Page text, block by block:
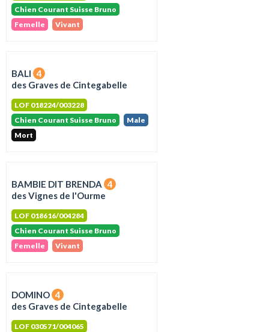
Chien Courant Suisse Bruno
Femelle
Vivant
BALI 4
des Graves de Cintegabelle
LOF 018224/003228
Chien Courant Suisse Bruno
Male
Mort
BAMBIE DIT BRENDA 4
des Vignes de l'Ourme
LOF 018616/004284
Chien Courant Suisse Bruno
Femelle
Vivant
DOMINO 4
des Graves de Cintegabelle
LOF 030571/004065